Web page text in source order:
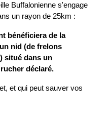
Buffalonienne s'engage
un rayon de 25km :
bénéficiera de la
nid (de frelons
situé dans un
déclaré.
et qui peut sauver vos